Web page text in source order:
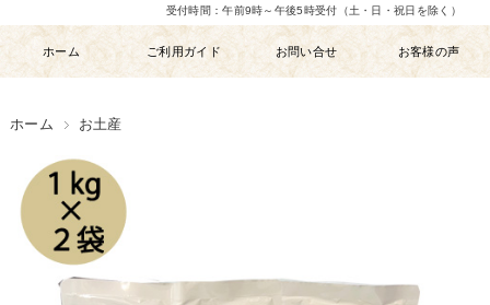
受付時間：午前9時～午後5時受付（土・日・祝日を除く）
ホーム ご利用ガイド お問い合せ お客様の声
ホーム お土産